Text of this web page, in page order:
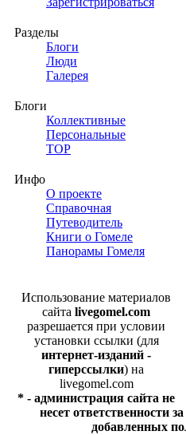
Разделы
Блоги
Люди
Галерея
Блоги
Коллективные
Персональные
TOP
Инфо
О проекте
Справочная
Путеводитель
Книги о Гомеле
Панорамы Гомеля
Использование материалов
сайта livegomel.com
разрешается при условии
установки ссылки (для
интернет-изданий -
гиперссылки) на
livegomel.com
* - администрация сайта не
несет ответственности
добавленных